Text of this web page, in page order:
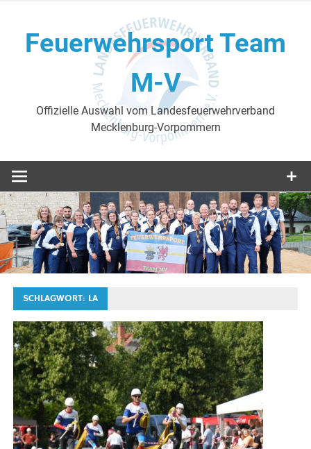
contentFeuerwehrsport Team
M-V
Offizielle Auswahl vom Landesfeuerwehrverband
Mecklenburg-Vorpommern
SCHLAGWORT: LA